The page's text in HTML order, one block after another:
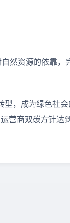
然资源的依靠，
型，成为绿色社
营商双碳方针达